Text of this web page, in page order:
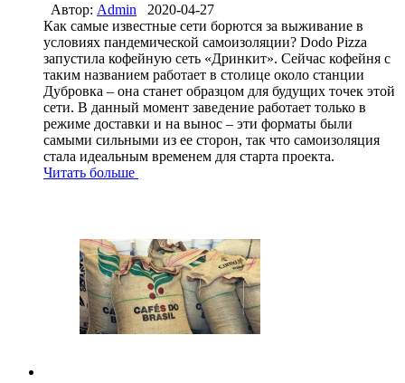
Автор: Admin
2020-04-27
Как самые известные сети борются за выживание в
условиях пандемической самоизоляции? Dodo Pizza
запустила кофейную сеть «Дринкит». Сейчас кофейня с
таким названием работает в столице около станции
Дубровка – она станет образцом для будущих точек этой
сети. В данный момент заведение работает только в
режиме доставки и на вынос – эти форматы были
самыми сильными из ее сторон, так что самоизоляция
стала идеальным временем для старта проекта.
Читать больше